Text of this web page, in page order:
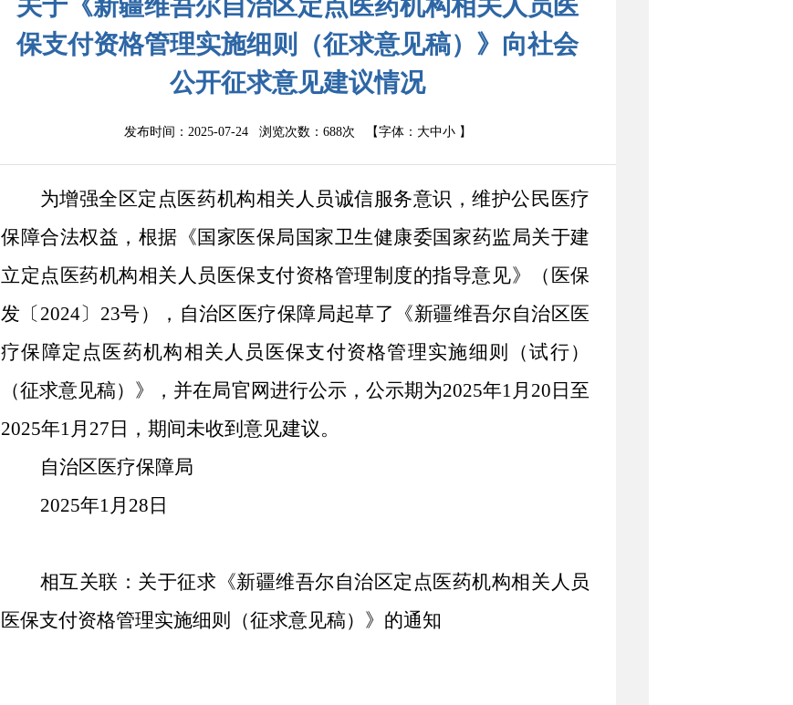
关于《新疆维吾尔自治区定点医药机构相关人员医
保支付资格管理实施细则（征求意见稿）》向社会
公开征求意见建议情况
发布时间：2025-07-24 浏览次数： 688次 【字体： 大中小】
为增强全区定点医药机构相关人员诚信服务意识，维护公民医疗
保障合法权益，根据《国家医保局 国家卫生健康委国家药监局关于建
立定点医药机构相关人员医保支付资格管理制度的指导意见》（医保
发〔 2024〕 23号） ， 自治区医疗保障局起草了《新疆维吾尔自治区医
疗保障定点医药机构相关人员医保支付资格管理实施细则（试行）
（征求意见稿）》
， 并在局官网进行公示，公示期为2025年1月 20 日至
2025年1月 27 日，期间未收到意见建议。
自治区医疗保障局
2025年1月 28 日
相互关联： 关于征求《新疆维吾尔自治区定点医药机构相关人员
医保支付资格管理实施细则（征求意见稿）》的通知